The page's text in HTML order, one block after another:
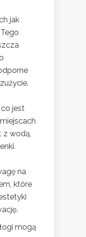
jak
co jest
z wodą,
na
które
mogą